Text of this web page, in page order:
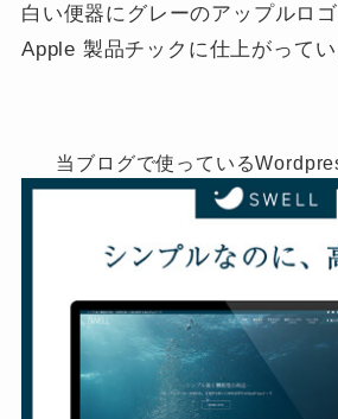
白い便器にグレーのアップルロゴ
Apple 製品チックに仕上がってい
当ブログで使っている